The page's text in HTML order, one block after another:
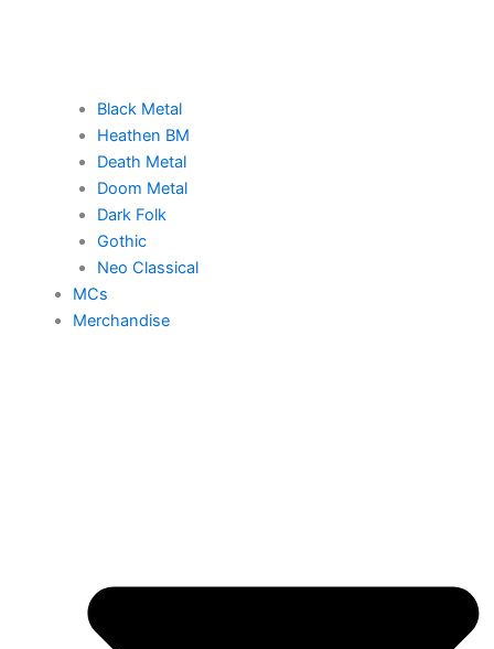
Black Metal
Heathen BM
Death Metal
Doom Metal
Dark Folk
Gothic
Neo Classical
MCs
Merchandise